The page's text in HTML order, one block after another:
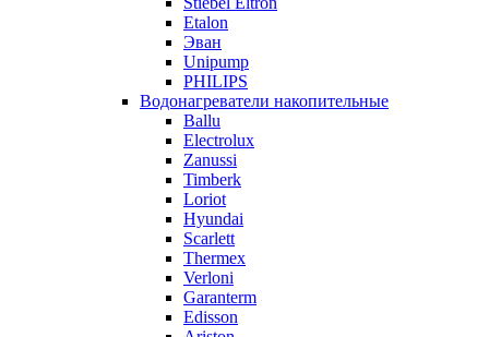
Etalon
Эван
Unipump
PHILIPS
Водонагреватели накопительные
Ballu
Electrolux
Zanussi
Timberk
Loriot
Hyundai
Scarlett
Thermex
Verloni
Garanterm
Edisson